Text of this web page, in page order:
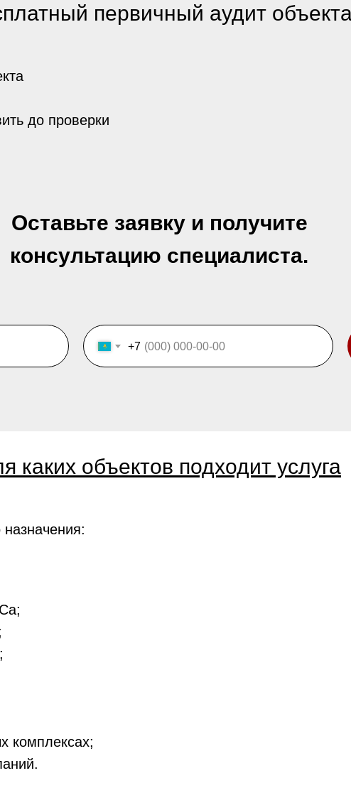
первичный аудит
до проверки
Оставьте заявку и получите
консультацию специалиста.
+7
каких объектов подходит услуга
комплексах;
Акция! Проект пожарной
Оставьте свои контакты и наш менеджер свяжется с вами в